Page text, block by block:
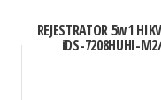
REJESTRATOR 5w1
iDS-7208HUHI-